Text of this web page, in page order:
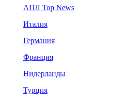
АПЛ Top News
Италия
Германия
Франция
Нидерланды
Турция